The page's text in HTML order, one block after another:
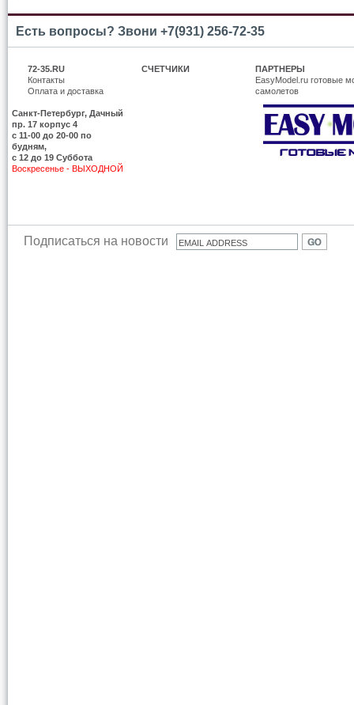
Есть вопросы? Звони +7(931) 256-72-35
72-35.RU
Контакты
Оплата и доставка
Санкт-Петербург, Дачный
пр. 17 корпус 4
c 11-00 до 20-00 по
будням,
с 12 до 19 Суббота
Воскресенье - ВЫХОДНОЙ
СЧЕТЧИКИ
ПАРТНЕРЫ
EasyModel.ru готовые
самолетов
Подписаться на новости